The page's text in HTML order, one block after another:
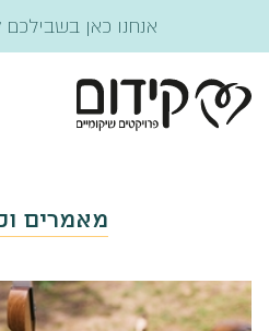
אנחנו כאן בשבילכם
מאמרים